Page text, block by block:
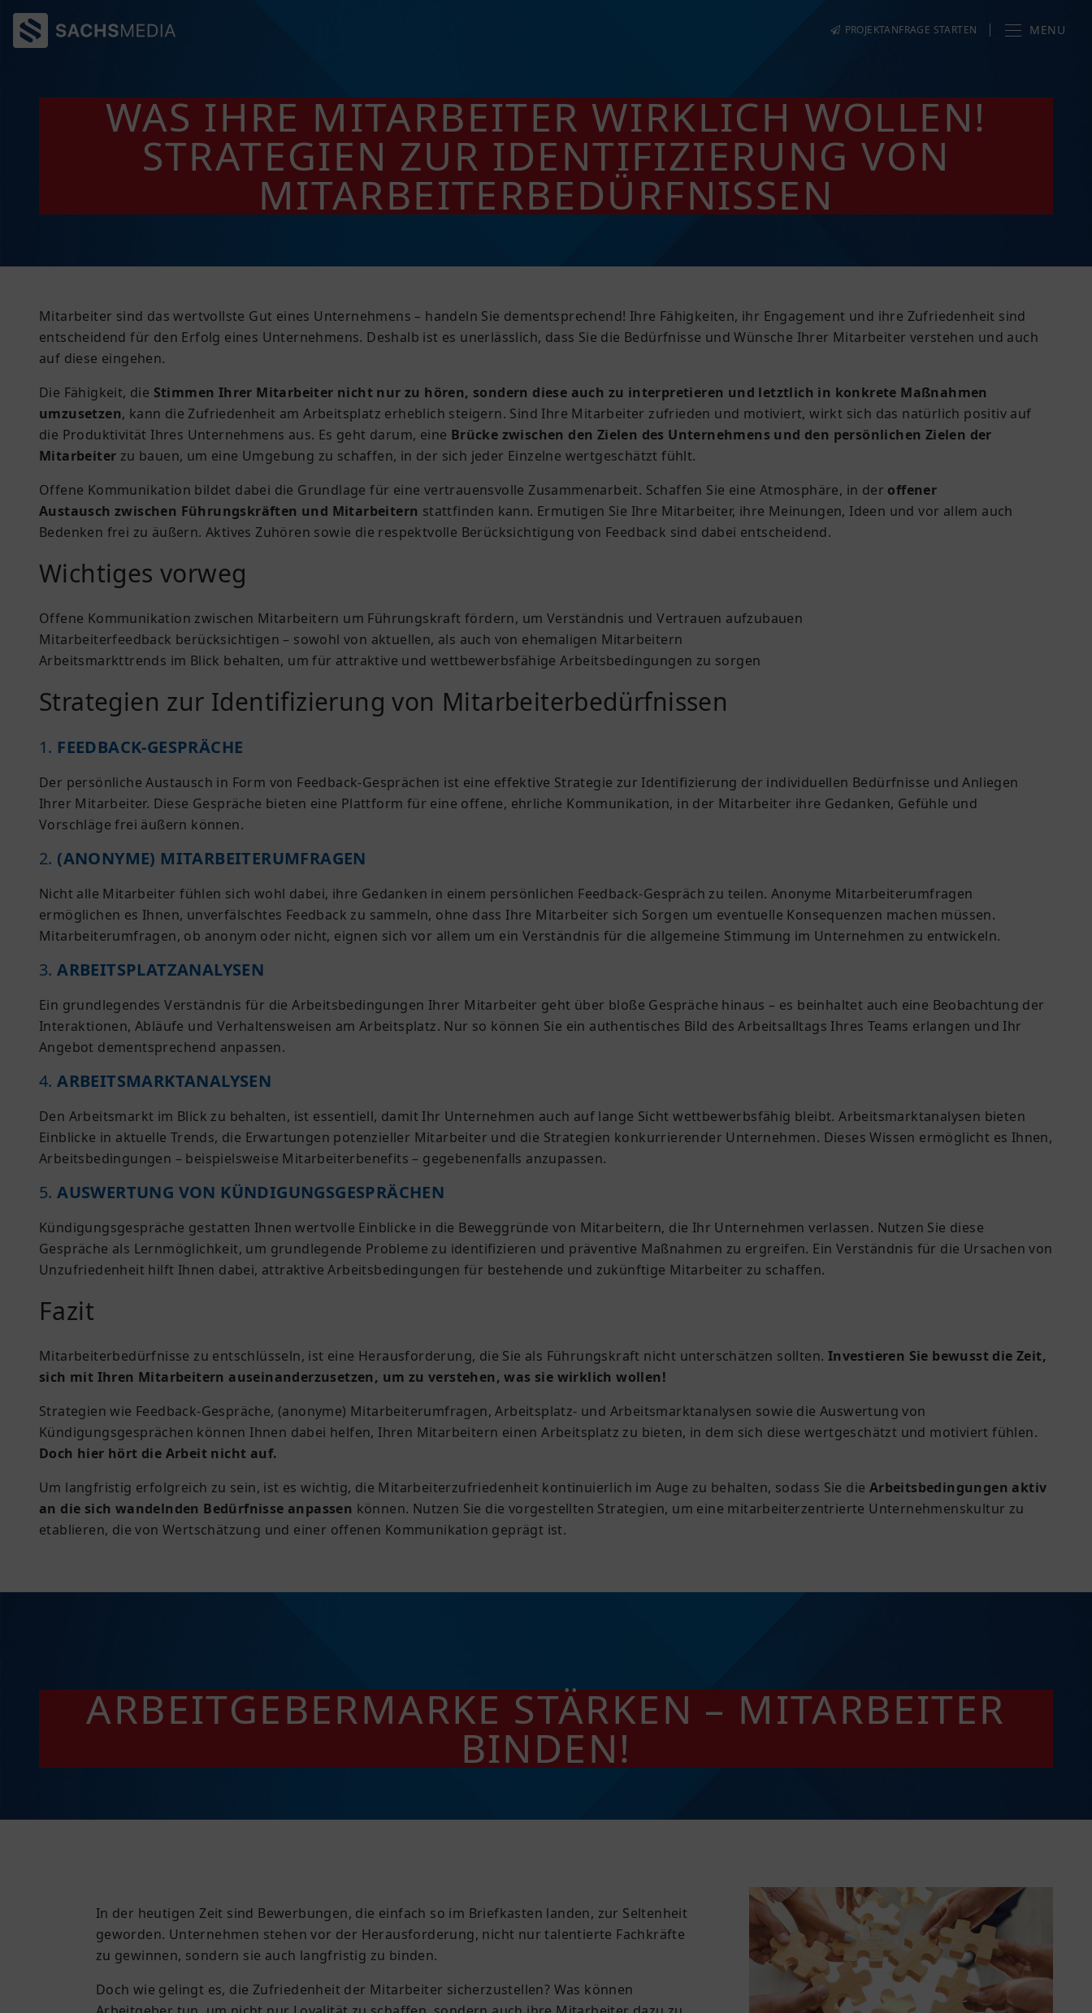
MENU
PROJEKTANFRAGE STARTEN
WAS IHRE MITARBEITER WIRKLICH WOLLEN!
STRATEGIEN ZUR IDENTIFIZIERUNG VON
MITARBEITERBEDÜRFNISSEN
Mitarbeiter sind das wertvollste Gut eines Unternehmens – handeln Sie dementsprechend! Ihre Fähigkeiten, ihr Engagement und ihre Zufriedenheit sind
entscheidend für den Erfolg eines Unternehmens. Deshalb ist es unerlässlich, dass Sie die Bedürfnisse und Wünsche Ihrer Mitarbeiter verstehen und auch
auf diese eingehen.
Die Fähigkeit, die Stimmen Ihrer Mitarbeiter nicht nur zu hören, sondern diese auch zu interpretieren und letztlich in konkrete Maßnahmen
umzusetzen, kann die Zufriedenheit am Arbeitsplatz erheblich steigern. Sind Ihre Mitarbeiter zufrieden und motiviert, wirkt sich das natürlich positiv auf
die Produktivität Ihres Unternehmens aus. Es geht darum, eine Brücke zwischen den Zielen des Unternehmens und den persönlichen Zielen der
Mitarbeiter zu bauen, um eine Umgebung zu schaffen, in der sich jeder Einzelne wertgeschätzt fühlt.
Offene Kommunikation bildet dabei die Grundlage für eine vertrauensvolle Zusammenarbeit. Schaffen Sie eine Atmosphäre, in der offener
Austausch zwischen Führungskräften und Mitarbeitern stattfinden kann. Ermutigen Sie Ihre Mitarbeiter, ihre Meinungen, Ideen und vor allem auch
Bedenken frei zu äußern. Aktives Zuhören sowie die respektvolle Berücksichtigung von Feedback sind dabei entscheidend.
Wichtiges vorweg
Offene Kommunikationzwischen Mitarbeitern um Führungskraft fördern, um Verständnis und Vertrauen aufzubauen
Mitarbeiterfeedback berücksichtigen – sowohl von aktuellen, als auch von ehemaligen Mitarbeitern
Arbeitsmarkttrends im Blick behalten, um für attraktive und wettbewerbsfähige Arbeitsbedingungen zu sorgen
Strategien zur Identifizierung von Mitarbeiterbedürfnissen
1. FEEDBACK-GESPRÄCHE
Der persönliche Austausch in Form von Feedback-Gesprächen ist eine effektive Strategie zur Identifizierung der individuellen Bedürfnisse und Anliegen
Ihrer Mitarbeiter. Diese Gespräche bieten eine Plattform für eine offene, ehrliche Kommunikation, in der Mitarbeiter ihre Gedanken, Gefühle und
Vorschläge frei äußern können.
2. (ANONYME) MITARBEITERUMFRAGEN
Nicht alle Mitarbeiter fühlen sich wohl dabei, ihre Gedanken in einem persönlichen Feedback-Gespräch zu teilen. Anonyme Mitarbeiterumfragen
ermöglichen es Ihnen, unverfälschtes Feedback zu sammeln, ohne dass Ihre Mitarbeiter sich Sorgen um eventuelle Konsequenzen machen müssen.
Mitarbeiterumfragen, ob anonym oder nicht, eignen sich vor allem um ein Verständnis für die allgemeine Stimmung im Unternehmen zu entwickeln.
3.ARBEITSPLATZANALYSEN
Ein grundlegendes Verständnis für die Arbeitsbedingungen Ihrer Mitarbeiter geht über bloße Gespräche hinaus – es beinhaltet auch eine Beobachtung der
Interaktionen, Abläufe und Verhaltensweisen am Arbeitsplatz. Nur so können Sie ein authentisches Bild des Arbeitsalltags Ihres Teams erlangen und Ihr
Angebot dementsprechend anpassen.
4.ARBEITSMARKTANALYSEN
Den Arbeitsmarkt im Blick zu behalten, ist essentiell, damit Ihr Unternehmen auch auf lange Sicht wettbewerbsfähig bleibt. Arbeitsmarktanalysen bieten
Einblicke in aktuelle Trends, die Erwartungen potenzieller Mitarbeiter und die Strategien konkurrierender Unternehmen. Dieses Wissen ermöglicht es Ihnen,
Arbeitsbedingungen – beispielsweise Mitarbeiterbenefits – gegebenenfalls anzupassen.
5.AUSWERTUNG VON KÜNDIGUNGSGESPRÄCHEN
Kündigungsgespräche gestatten Ihnen wertvolle Einblicke in die Beweggründe von Mitarbeitern, die Ihr Unternehmen verlassen. Nutzen Sie diese
Gespräche als Lernmöglichkeit, um grundlegende Probleme zu identifizieren und präventive Maßnahmen zu ergreifen. Ein Verständnis für die Ursachen von
Unzufriedenheit hilft Ihnen dabei, attraktive Arbeitsbedingungen für bestehende und zukünftige Mitarbeiter zu schaffen.
Fazit
Mitarbeiterbedürfnisse zu entschlüsseln, ist eine Herausforderung, die Sie als Führungskraft nicht unterschätzen sollten. Investieren Sie bewusst die Zeit,
sich mit Ihren Mitarbeitern auseinanderzusetzen, um zu verstehen, was sie wirklich wollen!
Strategien wie Feedback-Gespräche, (anonyme) Mitarbeiterumfragen, Arbeitsplatz- und Arbeitsmarktanalysen sowie die Auswertung von
Kündigungsgesprächen können Ihnen dabei helfen, Ihren Mitarbeitern einen Arbeitsplatz zu bieten, in dem sich diese wertgeschätzt und motiviert fühlen.
Doch hier hört die Arbeit nicht auf.
Um langfristig erfolgreich zu sein, ist es wichtig, die Mitarbeiterzufriedenheit kontinuierlich im Auge zu behalten, sodass Sie die Arbeitsbedingungen aktiv
an die sich wandelnden Bedürfnisse anpassen können. Nutzen Sie die vorgestellten Strategien, um eine mitarbeiterzentrierte Unternehmenskultur zu
etablieren, die von Wertschätzung und einer offenen Kommunikation geprägt ist.
ARBEITGEBERMARKE STÄRKEN – MITARBEITER
BINDEN!
In der heutigen Zeit sind Bewerbungen, die einfach so im Briefkasten landen, zur Seltenheit
geworden. Unternehmen stehen vor der Herausforderung, nicht nur talentierte Fachkräfte
zu gewinnen, sondern sie auch langfristig zu binden.
Doch wie gelingt es, die Zufriedenheit der Mitarbeiter sicherzustellen? Was können